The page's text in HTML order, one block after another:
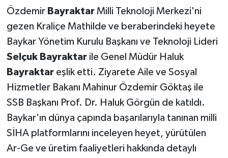
Özdemir BayraktarMilli Teknoloji Merkezi'ni
gezen Kraliçe Mathilde ve beraberindeki heyete
Baykar Yönetim Kurulu Başkanı ve Teknoloji Lideri
Selçuk Bayraktarile Genel Müdür Haluk
Bayraktareşlik etti. Ziyarete Aile ve Sosyal
Hizmetler Bakanı Mahinur Özdemir Göktaş ile
SSB Başkanı Prof. Dr. Haluk Görgün de katıldı.
Baykar'ın dünya çapında başarılarıyla tanınan milli
SİHA platformlarını inceleyen heyet, yürütülen
Ar-Ge ve üretim faaliyetleri hakkında detaylı